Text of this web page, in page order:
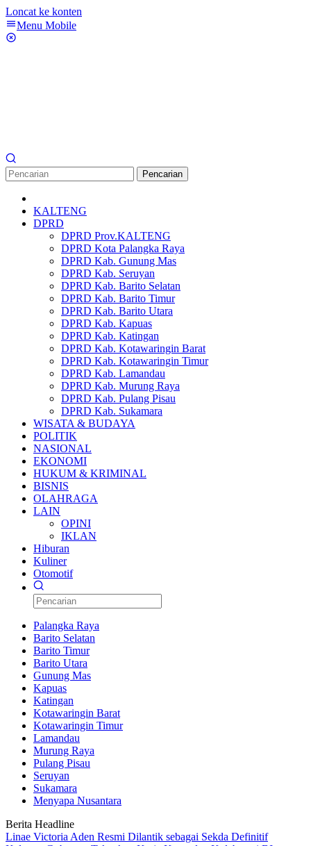
Loncat ke konten
Menu Mobile
Pencarian
KALTENG
DPRD
DPRD Prov.KALTENG
DPRD Kota Palangka Raya
DPRD Kab. Gunung Mas
DPRD Kab. Seruyan
DPRD Kab. Barito Selatan
DPRD Kab. Barito Timur
DPRD Kab. Barito Utara
DPRD Kab. Kapuas
DPRD Kab. Katingan
DPRD Kab. Kotawaringin Barat
DPRD Kab. Kotawaringin Timur
DPRD Kab. Lamandau
DPRD Kab. Murung Raya
DPRD Kab. Pulang Pisau
DPRD Kab. Sukamara
WISATA & BUDAYA
POLITIK
NASIONAL
EKONOMI
HUKUM & KRIMINAL
BISNIS
OLAHRAGA
LAIN
OPINI
IKLAN
Hiburan
Kuliner
Otomotif
Palangka Raya
Barito Selatan
Barito Timur
Barito Utara
Gunung Mas
Kapuas
Katingan
Kotawaringin Barat
Kotawaringin Timur
Lamandau
Murung Raya
Pulang Pisau
Seruyan
Sukamara
Menyapa Nusantara
Berita Headline
Linae Victoria Aden Resmi Dilantik sebagai Sekda Definitif